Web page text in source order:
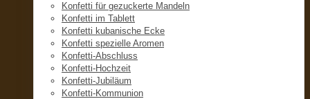
Konfetti für gezuckerte Mandeln
Konfetti im Tablett
Konfetti kubanische Ecke
Konfetti spezielle Aromen
Konfetti-Abschluss
Konfetti-Hochzeit
Konfetti-Jubiläum
Konfetti-Kommunion